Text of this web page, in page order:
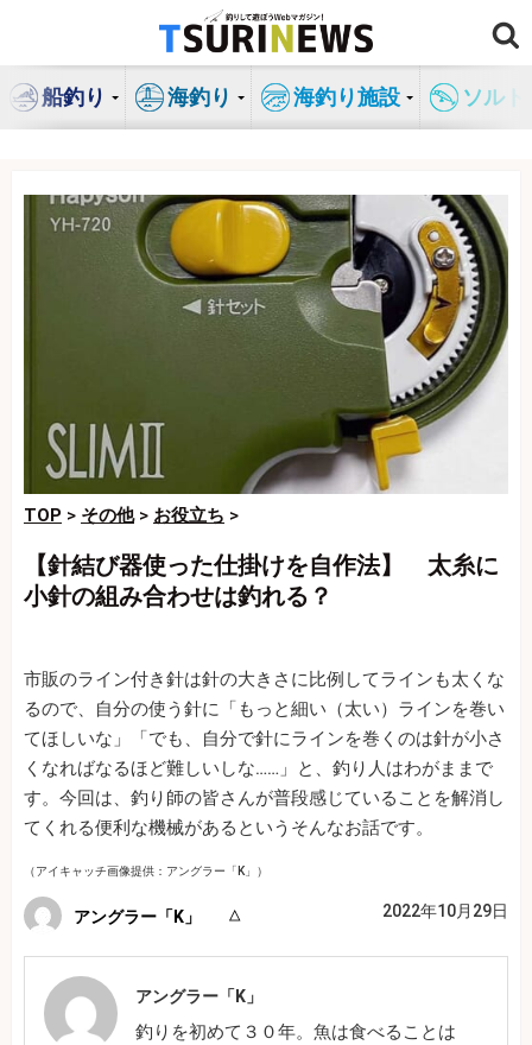
ン
船釣り 海釣り 海釣り施設 ソル
TOP > その他> お役立ち >
【針結び器使った仕掛けを自作法】 太糸に
小針の組み合わせは釣れる？
市販のライン付き針は針の大きさに比例してラインも太くな
るので、自分の使う針に「もっと細い（太い）ラインを巻い
てほしいな」「でも、自分で針にラインを巻くのは針が小さ
くなればなるほど難しいしな……」と、釣り人はわがままで
す。今回は、釣り師の皆さんが普段感じていることを解消し
てくれる便利な機械があるというそんなお話です。
（アイキャッチ画像提供：アングラー「K」）
アングラー「K」 2022年10月29日
アングラー「K」
釣りを初めて３０年。魚は食べることは